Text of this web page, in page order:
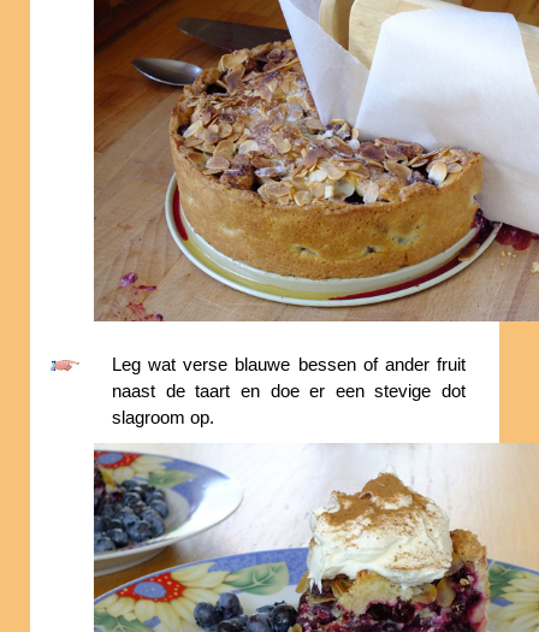
Leg wat verse blauwe bessen of ander fruit
naast de taart en doe er een stevige dot
slagroom op.